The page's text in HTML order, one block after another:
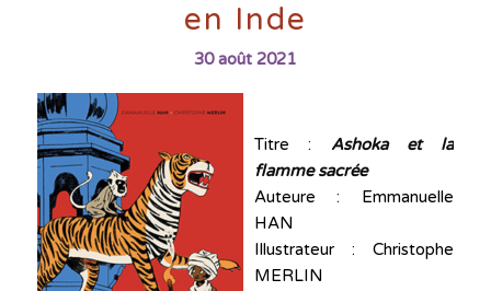
en Inde
30 août 2021
Titre : Ashoka et la
flamme sacrée
Auteure : Emmanuelle
HAN
Illustrateur : Christophe
MERLIN